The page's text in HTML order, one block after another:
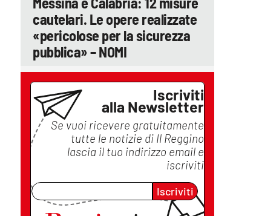
cautelari. Le opere realizzate
«pericolose per la sicurezza
pubblica» – NOMI
Iscriviti
alla Newsletter
Se vuoi ricevere gratuitamente
tutte le notizie di Il Reggino
lascia il tuo indirizzo email e
iscriviti
Iscriviti